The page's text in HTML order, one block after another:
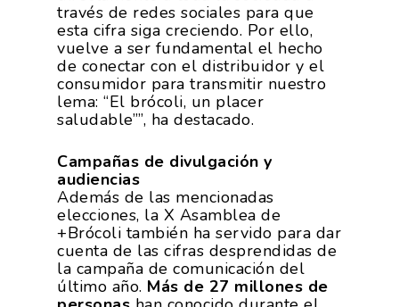
través de redes sociales para que
esta cifra siga creciendo. Por ello,
vuelve a ser fundamental el hecho
de conectar con el distribuidor y el
consumidor para transmitir nuestro
lema: “El brócoli, un placer
saludable””, ha destacado.
Campañas de divulgación y
audiencias
Además de las mencionadas
elecciones, la X Asamblea de
+Brócoli también ha servido para dar
cuenta de las cifras desprendidas de
la campaña de comunicación del
último año. Más de 27 millones de
La Asociación
Nosotros
Nuestros Asociados
Responsabilidad Social
Empresas
Asociados
Productos